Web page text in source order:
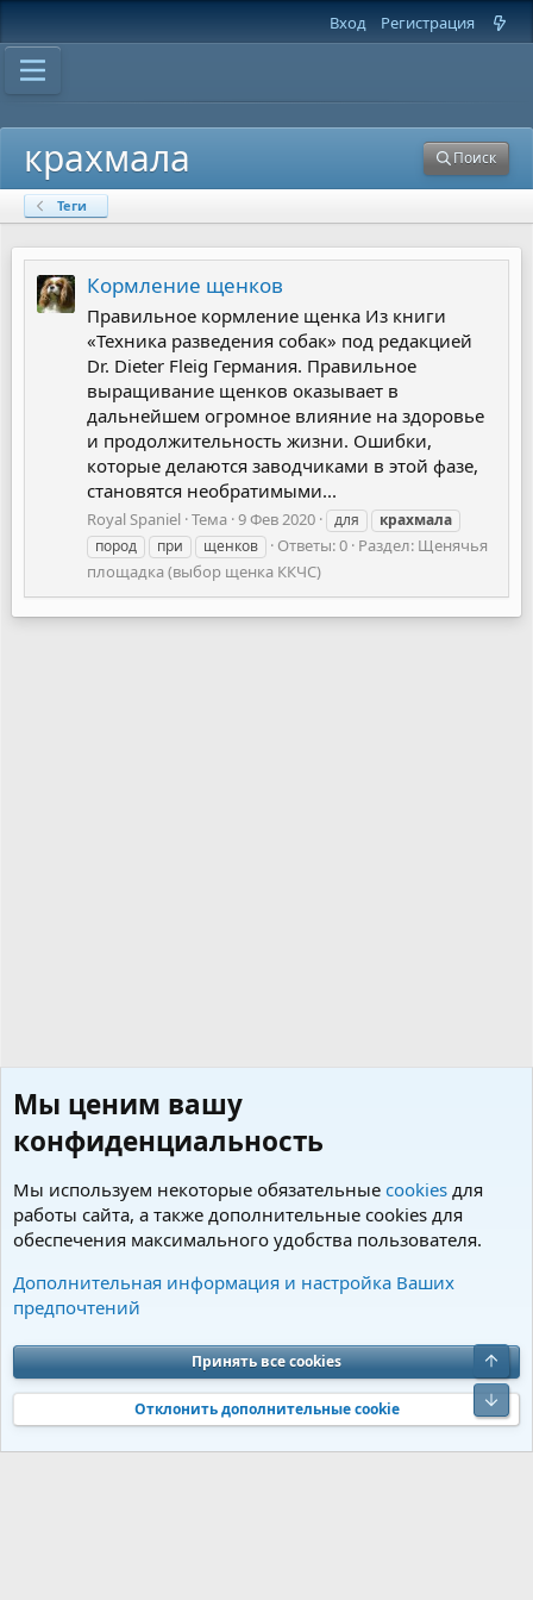
Вход Регистрация
крахмала Поиск
Теги
Кормление щенков
Правильное кормление щенка Из книги
«Техника разведения собак» под редакцией
Dr. Dieter Fleig Германия. Правильное
выращивание щенков оказывает в
дальнейшем огромное влияние на здоровье
и продолжительность жизни. Ошибки,
которые делаются заводчиками в этой фазе,
становятся необратимыми...
Royal Spaniel Тема 9 Фев 2020 для
крахмала
пород
при щенков Ответы: 0 Раздел: Щенячья
площадка (выбор щенка ККЧС)
Теги
Cookies Charm by DCom
Обратная связь
Условия и правила
Политика конфиденциальности
Помощь
S
S
Community platform by XenForo® © 2010-2026 XenForo Ltd. Перевод от
Jumuro®|Media embeds via s9e/MediaSites
Мы ценим вашу
конфиденциальность
Мы используем некоторые обязательные cookies для
работы сайта, а также дополнительные cookies для
обеспечения максимального удобства пользователя.
Дополнительная информация и настройка Ваших
предпочтений
Принять все cookies
Отклонить дополнительные cookie
Верх
Низ